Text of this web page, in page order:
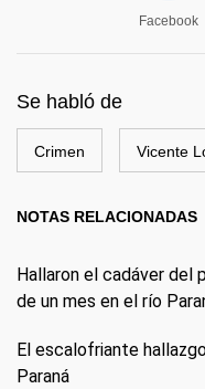
Facebook
Se habló de
Crimen Vicente
NOTAS RELACIONADAS
Hallaron el cadáver del
de un mes en el río
El escalofriante
Paraná